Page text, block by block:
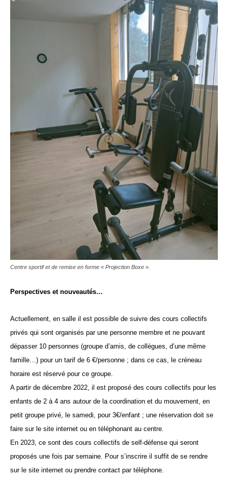
Centre sportif et de remise en forme « Projection Boxe ».
Perspectives et nouveautés…
Actuellement, en salle il est possible de suivre des cours collectifs
privés qui sont organisés par une personne membre et ne pouvant
dépasser 10 personnes (groupe d’amis, de collègues, d’une même
famille…) pour un tarif de 6 €/personne ; dans ce cas, le créneau
horaire est réservé pour ce groupe.
A partir de décembre 2022, il est proposé des cours collectifs pour les
enfants de 2 à 4 ans autour de la coordination et du mouvement, en
petit groupe privé, le samedi, pour 3€/enfant ; une réservation doit se
faire sur le site internet ou en téléphonant au centre.
En 2023, ce sont des cours collectifs de self-défense qui seront
proposés une fois par semaine. Pour s’inscrire il suffit de se rendre
sur le site internet ou prendre contact par téléphone.